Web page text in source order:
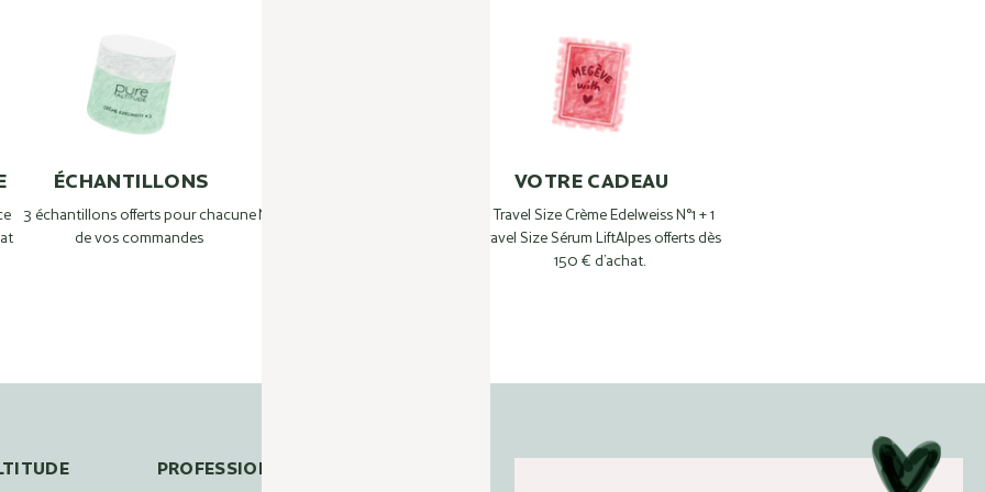
ÉCHANTILLONS
3 échantillons offerts pour chacune
de vos commandes
Nos experts de la Ferme de Beauté
VOTRE CADEAU
1 Travel Size Crème Edelweiss N°1 + 1
Travel Size Sérum LiftAlpes offerts dès
150 € d’achat.
PROFESSIONNELS